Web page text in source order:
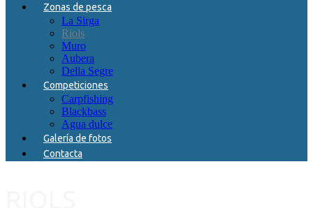
Zonas de pesca
La Sirga
Riols
Muro
Aubera
Della Segre
Competiciones
Carpfishing
Blackbass
Agua dulce
Galería de fotos
Contacta